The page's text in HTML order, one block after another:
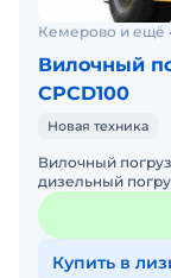
Кемерово и ещё
Вилочный
CPCD100
Новая техника
Вилочный
дизельный
Купить в